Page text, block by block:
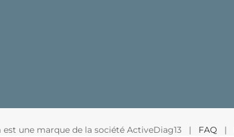
une marque de la société ActiveDiag13 | FAQ |